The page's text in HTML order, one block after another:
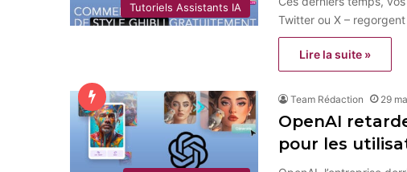
Tutoriels Assistants IA
Twitter ou X –
Lire la suite »
Team Rédaction 29
OpenAI
pour les